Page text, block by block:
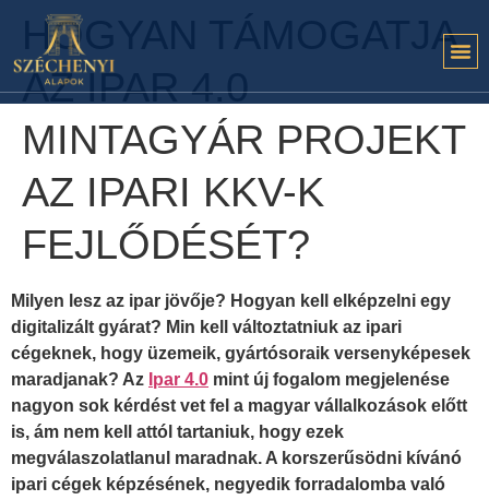
HOGYAN TÁMOGATJA
AZ IPAR 4.0
MINTAGYÁR PROJEKT
AZ IPARI KKV-K
FEJLŐDÉSÉT?
Milyen lesz az ipar jövője? Hogyan kell elképzelni egy
digitalizált gyárat? Min kell változtatniuk az ipari
cégeknek, hogy üzemeik, gyártósoraik versenyképesek
maradjanak? Az Ipar 4.0 mint új fogalom megjelenése
nagyon sok kérdést vet fel a magyar vállalkozások előtt
is, ám nem kell attól tartaniuk, hogy ezek
megválaszolatlanul maradnak. A korszerűsödni kívánó
ipari cégek képzésének, negyedik forradalomba való